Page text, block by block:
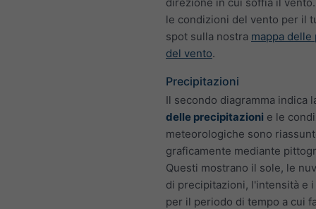
le condizioni del vento per il
spot sulla nostra mappa
del vento.
Precipitazioni
Il secondo diagramma indica
delle precipitazioni e le
meteorologiche sono
graficamente mediante
Questi mostrano il sole, le
di precipitazioni, l'intensità e
per il periodo di tempo a cui